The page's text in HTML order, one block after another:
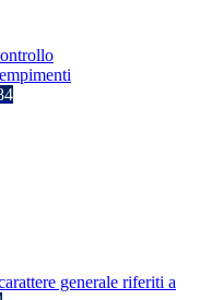
generale riferiti a